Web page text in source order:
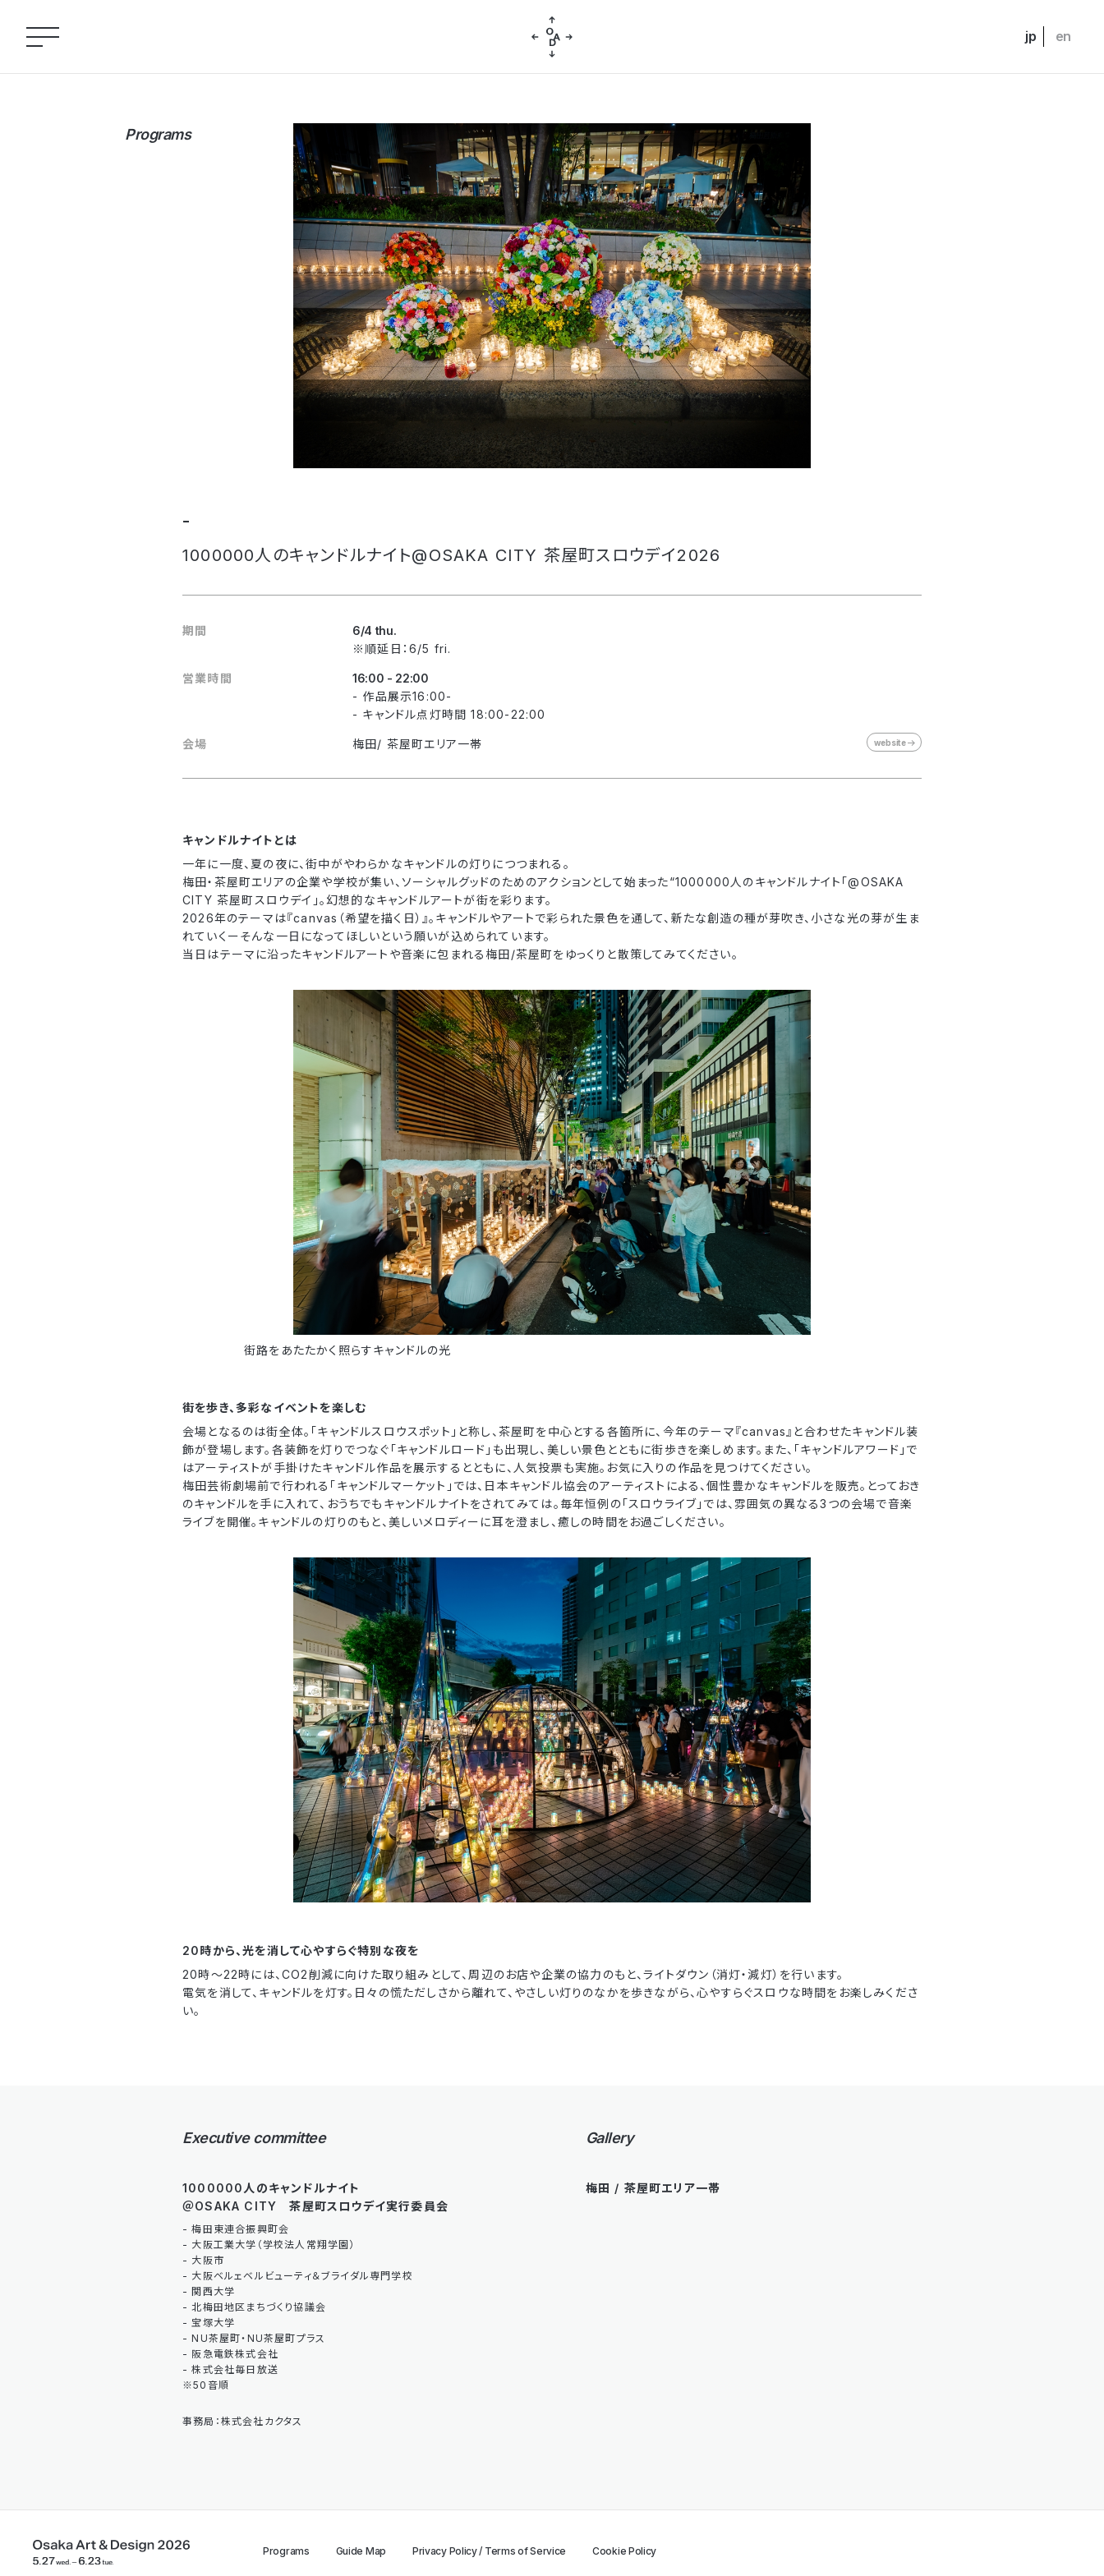
jp en
Programs
-
1000000人のキャンドルナイト@OSAKA CITY 茶屋町スロウデイ2026
期間
6/4 thu.
※順延日：6/5 fri.
営業時間
16:00 - 22:00
- 作品展示16:00-
- キャンドル点灯時間 18:00-22:00
会場 梅田/ 茶屋町エリア一帯 website
キャンドルナイトとは
一年に一度、夏の夜に、街中がやわらかなキャンドルの灯りにつつまれる。
梅田・茶屋町エリアの企業や学校が集い、ソーシャルグッドのためのアクションとして始まった“1000000人のキャンドルナイト「@OSAKA
CITY 茶屋町スロウデイ」。幻想的なキャンドルアートが街を彩ります。
2026年のテーマは『canvas（希望を描く日）』。キャンドルやアートで彩られた景色を通して、新たな創造の種が芽吹き、小さな光の芽が生ま
れていくーそんな一日になってほしいという願いが込められています。
当日はテーマに沿ったキャンドルアートや音楽に包まれる梅田/茶屋町をゆっくりと散策してみてください。
街路をあたたかく照らすキャンドルの光
街を歩き、多彩なイベントを楽しむ
会場となるのは街全体。「キャンドルスロウスポット」と称し、茶屋町を中心とする各箇所に、今年のテーマ『canvas』と合わせたキャンドル装
飾が登場します。各装飾を灯りでつなぐ「キャンドルロード」も出現し、美しい景色とともに街歩きを楽しめます。また、「キャンドルアワード」で
はアーティストが手掛けたキャンドル作品を展示するとともに、人気投票も実施。お気に入りの作品を見つけてください。
梅田芸術劇場前で行われる「キャンドルマーケット」では、日本キャンドル協会のアーティストによる、個性豊かなキャンドルを販売。とっておき
のキャンドルを手に入れて、おうちでもキャンドルナイトをされてみては。毎年恒例の「スロウライブ」では、雰囲気の異なる3つの会場で音楽
ライブを開催。キャンドルの灯りのもと、美しいメロディーに耳を澄まし、癒しの時間をお過ごしください。
20時から、光を消して心やすらぐ特別な夜を
20時～22時には、CO2削減に向けた取り組みとして、周辺のお店や企業の協力のもと、ライトダウン（消灯・減灯）を行います。
電気を消して、キャンドルを灯す。日々の慌ただしさから離れて、やさしい灯りのなかを歩きながら、心やすらぐスロウな時間をお楽しみくださ
い。
Executive committee
1000000人のキャンドルナイト
＠OSAKA CITY 茶屋町スロウデイ実行委員会
- 梅田東連合振興町会
- 大阪工業大学（学校法人常翔学園）
- 大阪市
- 大阪ベルェベルビューティ＆ブライダル専門学校
- 関西大学
- 北梅田地区まちづくり協議会
- 宝塚大学
- NU茶屋町・NU茶屋町プラス
- 阪急電鉄株式会社
- 株式会社毎日放送
※50音順
事務局：株式会社カクタス
Gallery
梅田 / 茶屋町エリア一帯
Programs Guide Map Privacy Policy / Terms of Service Cookie Policy